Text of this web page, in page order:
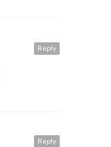
Reply
Reply